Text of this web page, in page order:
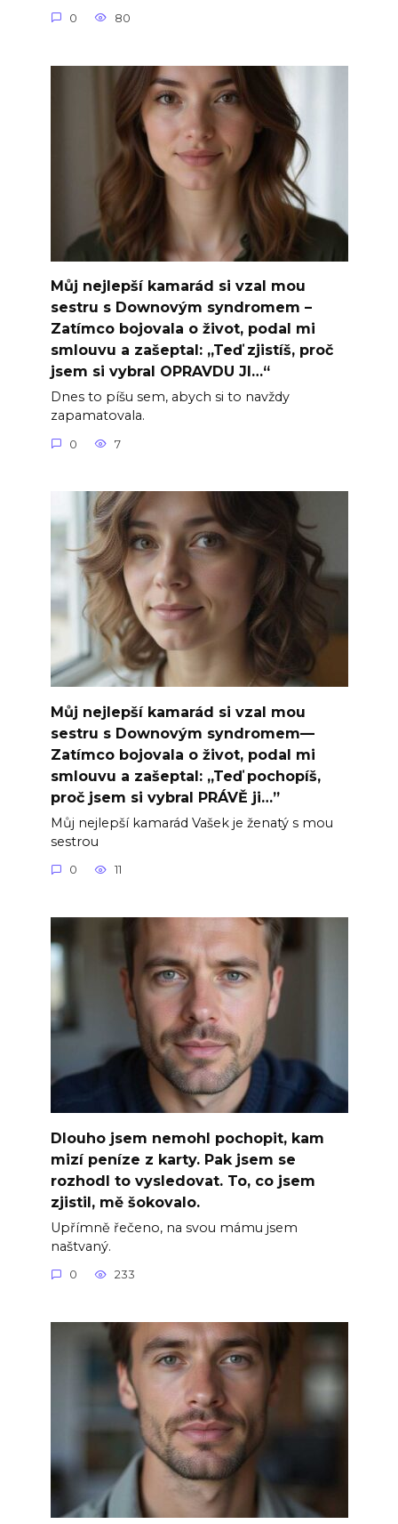
0 80
Můj nejlepší kamarád si vzal mou
sestru s Downovým syndromem –
Zatímco bojovala o život, podal mi
smlouvu a zašeptal: „Teď zjistíš, proč
jsem si vybral OPRAVDU JI…“
Dnes to píšu sem, abych si to navždy
zapamatovala.
0 7
Můj nejlepší kamarád si vzal mou
sestru s Downovým syndromem—
Zatímco bojovala o život, podal mi
smlouvu a zašeptal: „Teď pochopíš,
proč jsem si vybral PRÁVĚ ji…”
Můj nejlepší kamarád Vašek je ženatý s mou
sestrou
0 11
Dlouho jsem nemohl pochopit, kam
mizí peníze z karty. Pak jsem se
rozhodl to vysledovat. To, co jsem
zjistil, mě šokovalo.
Upřímně řečeno, na svou mámu jsem
naštvaný.
0 233